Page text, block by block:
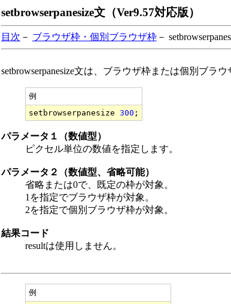
setbrowserpanesize文（Ver9.57対応版）
目次 － ブラウザ枠・個別ブラウザ枠－
setbrowserpanesize文は、ブラウザ枠または個別ブラ
例
setbrowserpanesize 300
パラメータ１（数値型）
ピクセル単位の数値を指定します。
パラメータ２（数値型、省略可能）
省略または0で、既定の枠が対象。
1を指定でブラウザ枠が対象。
2を指定で個別ブラウザ枠が対象。
結果コード
resultは使用しません。
例